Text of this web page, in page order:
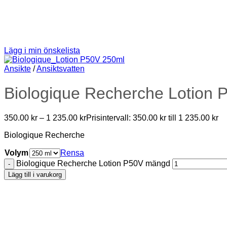
Lägg i min önskelista
Ansikte /Ansiktsvatten
Biologique Recherche Lotion
350.00 kr – 1 235.00 krPrisintervall: 350.00 kr till 1 235.00 kr
Biologique Recherche
Volym
Rensa
Biologique Recherche Lotion P50V mängd
Lägg till i varukorg